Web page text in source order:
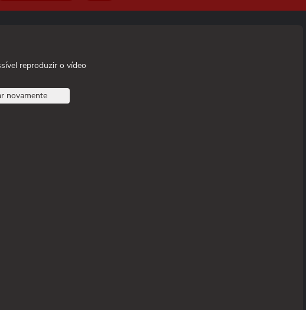
reproduzir o vídeo
novamente